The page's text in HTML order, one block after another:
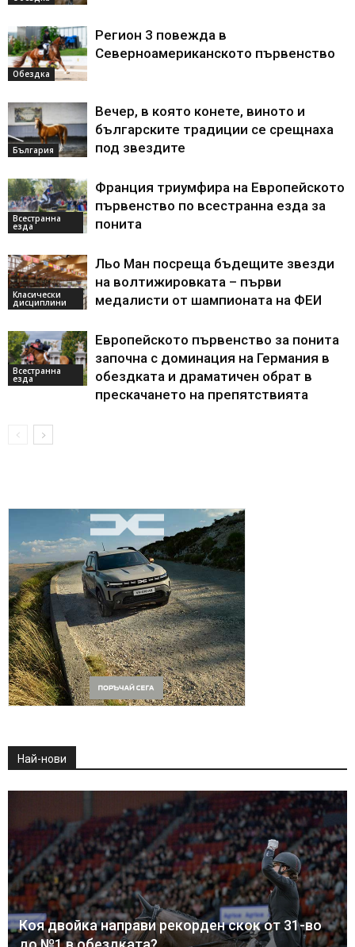
Обездка
Регион 3 повежда в
Северноамериканското първенство
България
Вечер, в която конете, виното и
българските традиции се срещнаха
под звездите
Всестранна
езда
Франция триумфира на Европейското
първенство по всестранна езда за
понита
Класически
дисциплини
Льо Ман посреща бъдещите звезди
на волтижировката – първи
медалисти от шампионата на ФЕИ
Всестранна
езда
Европейското първенство за понита
започна с доминация на Германия в
обездката и драматичен обрат в
прескачането на препятствията
Най-нови
Коя двойка направи рекорден скок от 31-во